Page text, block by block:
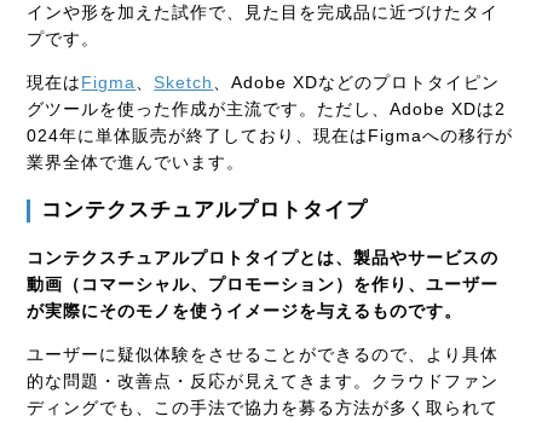
インや形を加えた試作で、見た目を完成品に近づけたタイ
プです。
現在はFigma 、Sketch 、Adobe XDなどのプロトタイピン
グツールを使った作成が主流です。ただし、Adobe XDは2
024年に単体販売が終了しており、現在はFigmaへの移行が
業界全体で進んでいます。
コンテクスチュアルプロトタイプ
コンテクスチュアルプロトタイプとは、製品やサービスの
動画（コマーシャル、プロモーション）を作り、ユーザー
が実際にそのモノを使うイメージを与えるものです。
ユーザーに疑似体験をさせることができるので、より具体
的な問題・改善点・反応が見えてきます。クラウドファン
ディングでも、この手法で協力を募る方法が多く取られて